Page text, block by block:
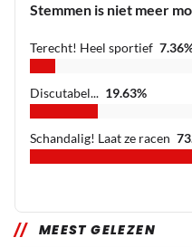
Stemmen is niet meer
Terecht! Heel sportief 7.36
Discutabel... 19.63%
Schandalig! Laat ze racen
MEEST GELEZEN